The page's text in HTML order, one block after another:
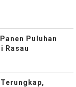
Puluhan
Rasau